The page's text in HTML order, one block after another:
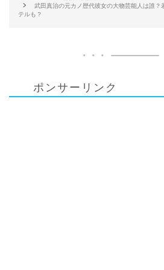
武田真治の元カノ歴代彼女の大物芸能人は誰？
テルも？
ポンサーリンク